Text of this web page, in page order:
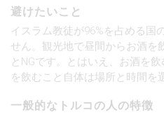
避けたいこと
イスラム教徒が96%を占める国
せん。観光地で昼間からお酒を
とNGです。とはいえ、お酒を
を飲むこと自体は場所と時間を
一般的なトルコの人の特徴